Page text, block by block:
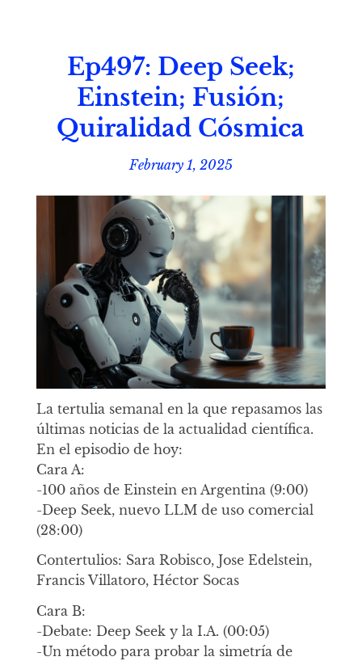
Ep497: Deep Seek;
Einstein; Fusión;
Quiralidad Cósmica
February 1, 2025
La tertulia semanal en la que repasamos las
últimas noticias de la actualidad científica.
En el episodio de hoy:
Cara A:
-100 años de Einstein en Argentina (9:00)
-Deep Seek, nuevo LLM de uso comercial
(28:00)
Contertulios: Sara Robisco, Jose Edelstein,
Francis Villatoro, Héctor Socas
Cara B:
-Debate: Deep Seek y la I.A. (00:05)
-Un método para probar la simetría de